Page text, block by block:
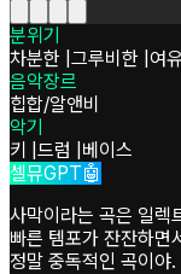
분위기
차분한 그루비한 여
음악장르
힙합/알앤비
악기
키 드럼
베이스
셀뮤GPT🤖
사막이라는 곡은 일렉
빠른 템포가 잔잔하면
정말 중독적인 곡이야.